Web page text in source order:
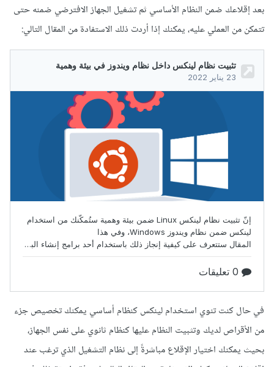
بعد إقلاعك ضمن النظام الأساسي ثم تشغيل الجهاز الافترضي ضمنه حتى
تتمكن من العملي عليه، يمكنك إذا أردت ذلك الاستفادة من المقال التالي:
في حال كنت تنوي استخدام لينكس كنظام أساسي يمكنك تخصيص جزء
من الأقراص لديك وتثبيت النظام عليها كنظام ثانوي على نفس الجهاز،
بحيث يمكنك اختيار الإقلاع مباشرةً إلى نظام التشغيل الذي ترغب عند